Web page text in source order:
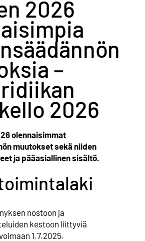
2026
–
2026
olennaisimmat
muutokset sekä niiden
ja pääasiallinen sisältö.
nostoon ja
kestoon liittyviä
1.7.2025.